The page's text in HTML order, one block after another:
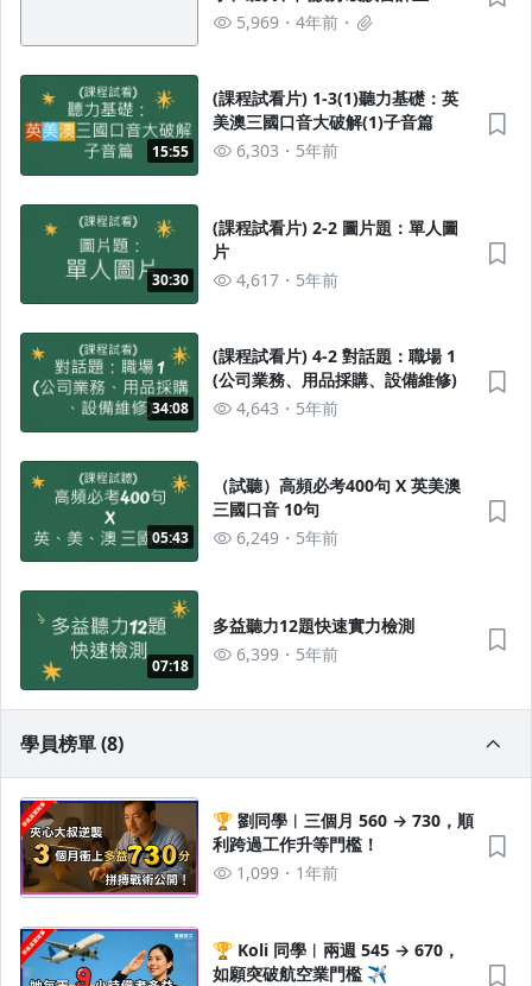
5,969
4年前
15:55
(課程試看片) 1-3(1)聽力基礎：英
美澳三國口音大破解(1)子音篇
6,303
5年前
30:30
(課程試看片) 2-2 圖片題：單人圖
片
4,617
5年前
34:08
(課程試看片) 4-2 對話題：職場 1
(公司業務、用品採購、設備維修)
4,643
5年前
05:43
（試聽）高頻必考400句 X 英美澳
三國口音 10句
6,249
5年前
07:18
多益聽力12題快速實力檢測
6,399
5年前
學員榜單 (8)
🏆 劉同學︱三個月 560 → 730，順
利跨過工作升等門檻！
1,099
1年前
🏆 Koli 同學︱兩週 545 → 670，
如願突破航空業門檻 ✈️